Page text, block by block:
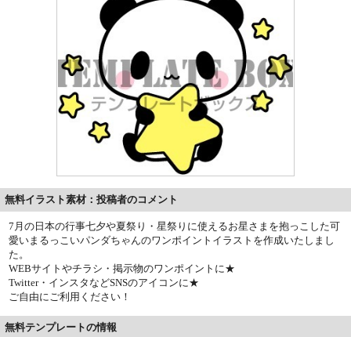
無料イラスト素材：投稿者のコメント
7月の日本の行事七夕や夏祭り・星祭りに使えるお星さまを抱っこした可
愛いまるっこいパンダちゃんのワンポイントイラストを作成いたしまし
た。
WEBサイトやチラシ・掲示物のワンポイントに★
Twitter・インスタなどSNSのアイコンに★
ご自由にご利用ください！
無料テンプレートの情報